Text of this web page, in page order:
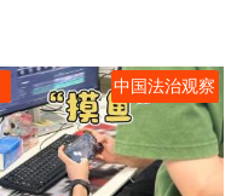
中国法治观察